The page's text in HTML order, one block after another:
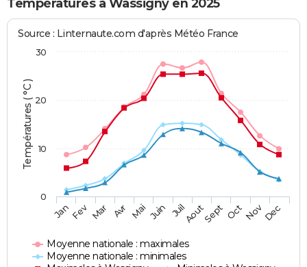
Températures à Wassigny en 2025
Températures ( °C )
Source : Linternaute.com d'après Météo France
Moyenne nationale : maximales
Moyenne nationale : minimales
JanFev Mar Avr Mai Juin JuilAoutSept OctNovDec
0
10
20
30